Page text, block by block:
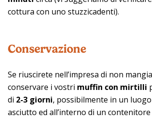
cottura con uno stuzzicadenti).
Conservazione
Se riuscirete nell’impresa di non
conservare i vostri muffin con mirtilli
di 2-3 giorni, possibilmente in un
asciutto ed all’interno di un